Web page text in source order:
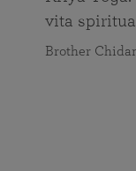
vita
Brother